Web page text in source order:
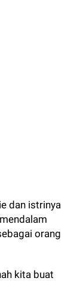
dan istrinya
orang
kita buat